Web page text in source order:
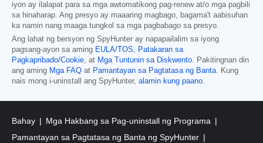
iyon ay ilalapat para sa mga awtomatikong pag-renew at/o mga pagbili
sa hinaharap. Ang presyo ay maaaring magbago, bagama't aabisuhan
ka namin nang maaga tungkol sa mga pagbabago sa presyo.
Ang lahat ng bersyon ng SpyHunter ay napapailalim sa iyong
pagsang-ayon sa aming EULA/TOS, Patakaran sa
Pagkapribado/Cookie, at Mga Tuntunin sa Diskwento. Pakitingnan din
ang aming Mga FAQ at Pamantayan sa Pagtatasa ng Banta. Kung
nais mong i-uninstall ang SpyHunter, alamin kung paano.
Bahay
Mga Hakbang sa Pag-uninstall ng Programa
Pamantayan sa Pagtatasa ng Banta ng SpyHunter